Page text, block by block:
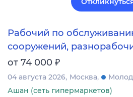
Рабочий по
сооружений,
от 74 000 ₽
04 августа 2026 Москва
Ашан (сеть гипермаркетов)